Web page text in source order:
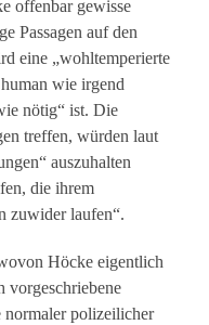
offenbar gewisse
Passagen auf den
eine „wohltemperierte
wie irgend
nötig“ ist. Die
treffen, würden laut
auszuhalten
die ihrem
zuwider laufen“.
Höcke eigentlich
vorgeschriebene
polizeilicher